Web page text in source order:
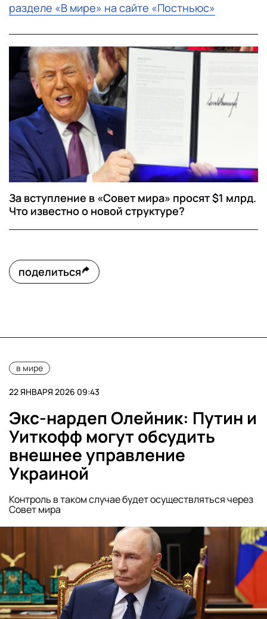
разделе «В мире» на сайте «Постньюс»
За вступление в «Совет мира» просят $1 млрд.
Что известно о новой структуре?
поделиться
в мире
22 ЯНВАРЯ 2026 09:43
Экс-нардеп Олейник: Путин и
Уиткофф могут обсудить
внешнее управление
Украиной
Контроль в таком случае будет осуществляться через
Совет мира